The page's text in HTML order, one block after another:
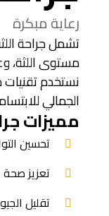
رعاية مبكرة
تشمل جراحة
نستخدم
الجمالي
مميزات
تحسين
تعزيز صحة
تقليل